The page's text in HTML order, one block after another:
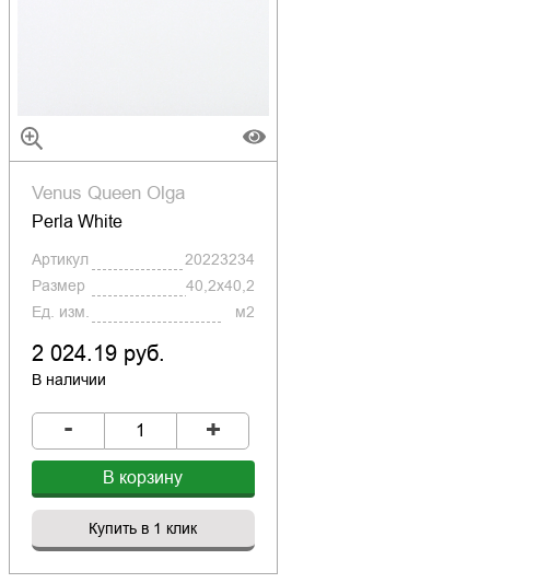
Venus Queen Olga
Perla White
Артикул
20223234
Размер
40,2x40,2
Ед. изм.
м2
2 024.19 руб.
В наличии
- +
В корзину
Купить в 1 клик